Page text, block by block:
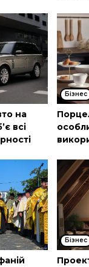
на
всі
Бізнес
Бізнес